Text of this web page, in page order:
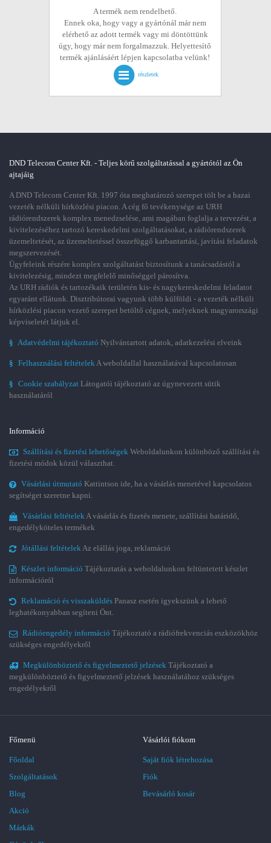
A termék nem rendelhető.
Ennek oka, hogy vagy a gyártónál már nem
elérhető az adott termék vagy mi döntöttünk
úgy, hogy már nem forgalmazzuk. Helyettesítő
termék ajánlásáért lépjen kapcsolatba velünk!
részletek
DND Telecom Center Kft. - Teljes körű szolgáltatással a gyártótól az Ön
ajtajáig
A DND Telecom Center Kft. 1997 óta meghatározó szerepet tölt be a hazai
vezeték nélküli hírközlési piacon. A cég fő tevékenysége az URH
rádiórendszerek komplex menedzselése, ami magában foglalja a tervezést, a
kivitelezéséhez tartozó kereskedelmi szolgáltatásokat, a rádiórendszerek
üzemeltetését, az üzemeltetéssel összefüggő karbantartási, javítási feladatok
megszervezését.
Ügyfeleink részére komplex szolgáltatást biztosítunk a tanácsadástól a
kivitelezésig, mindezt megfelelő minőséggel párosítva.
Az URH rádiók és tartozékaik területén kis- és nagykereskedelmi feladatot
egyaránt ellátunk. Disztribútorai vagyunk több külföldi - a vezeték nélküli
hírközlési piacon vezető szerepet betöltő cégnek, melyeknek magyarországi
képviseletét látjuk el.
§ Adatvédelmi tájékoztató Nyilvántartott adatok, adatkezelési elveink
§ Felhasználási feltételekA weboldallal használatával kapcsolatosan
§ Cookie szabályzat Látogatói tájékoztató az úgynevezett sütik
használatáról
Információ
Szállítási és fizetési lehetőségek Weboldalunkon különböző szállítási és
fizetési módok közül választhat.
Vásárlási útmutató Kattintson ide, ha a vásárlás menetével kapcsolatos
segítséget szeretne kapni.
Vásárlási feltételekA vásárlás és fizetés menete, szállítási határidő,
engedélyköteles termékek
Jótállási feltételekAz elállás joga, reklamáció
Készlet információ Tájékoztatás a weboldalunkon feltüntetett készlet
információról
Reklamáció és visszaküldés Panasz esetén igyekszünk a lehető
leghatékonyabban segíteni Önt.
Rádióengedély információ Tájékoztató a rádiófrekvenciás eszközökhöz
szükséges engedélyekről
Megkülönböztető és figyelmeztető jelzések Tájékoztató a
megkülönböztető és figyelmeztető jelzések használatához szükséges
engedélyekről
Főmenü
Főoldal
Szolgáltatások
Blog
Akció
Márkák
Vásárlói fiókom
Saját fiók létrehozása
Fiók
Bevásárló kosár